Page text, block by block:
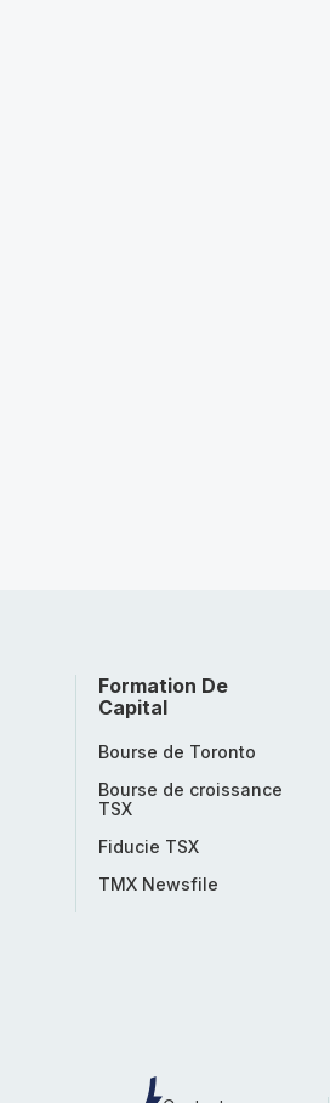
Formation De
Capital
Bourse de Toronto
Bourse de croissance
TSX
Fiducie TSX
TMX Newsfile